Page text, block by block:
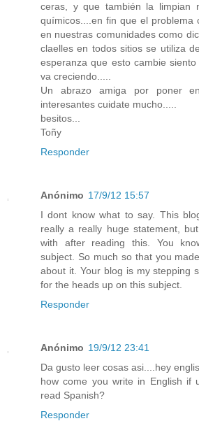
ceras, y que también la limpian
químicos....en fin que el problema
en nuestras comunidades como
claelles en todos sitios se utiliza
esperanza que esto cambie
va creciendo.....
Un abrazo amiga por poner
interesantes cuidate mucho.....
besitos...
Toñy
Responder
Anónimo 17/9/12 15:57
I dont know what to say. This
really a really huge statement,
with after reading this. You
subject. So much so that you
about it. Your blog is my stepping
for the heads up on this subject.
Responder
Anónimo 19/9/12 23:41
Da gusto leer cosas asi....hey
how come you write in English if
read Spanish?
Responder